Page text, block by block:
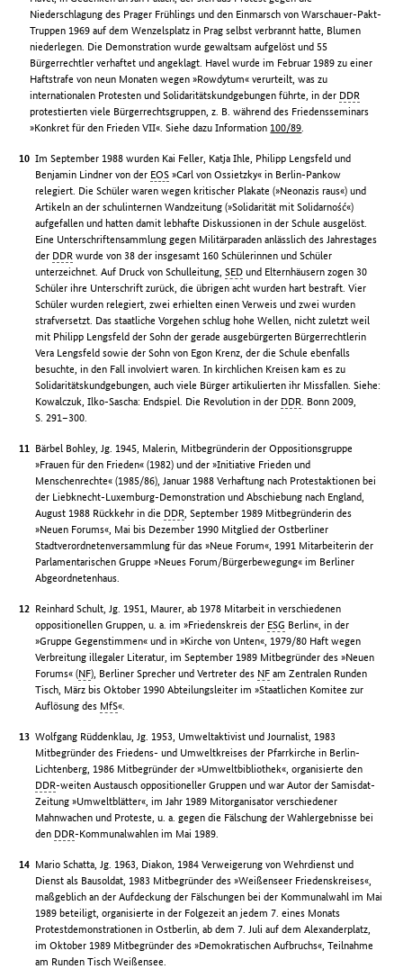
Niederschlagung des Prager Frühlings und den Einmarsch von Warschauer-Pakt-
Truppen 1969 auf dem Wenzelsplatz in Prag selbst verbrannt hatte, Blumen
niederlegen. Die Demonstration wurde gewaltsam aufgelöst und 55
Bürgerrechtler verhaftet und angeklagt. Havel wurde im Februar 1989 zu einer
Haftstrafe von neun Monaten wegen »Rowdytum« verurteilt, was zu
internationalen Protesten und Solidaritätskundgebungen führte, in der DDR
protestierten viele Bürgerrechtsgruppen, z. B. während des Friedensseminars
»Konkret für den Frieden VII«. Siehe dazu Information 100/89
Im September 1988 wurden Kai Feller, Katja Ihle, Philipp Lengsfeld und
Benjamin Lindner von der EOS »Carl von Ossietzky« in Berlin-Pankow
relegiert. Die Schüler waren wegen kritischer Plakate (»Neonazis raus«) und
Artikeln an der schulinternen Wandzeitung (»Solidarität mit Solidarność«)
aufgefallen und hatten damit lebhafte Diskussionen in der Schule ausgelöst.
Eine Unterschriftensammlung gegen Militärparaden anlässlich des Jahrestages
der DDR wurde von 38 der insgesamt 160 Schülerinnen und Schüler
unterzeichnet. Auf Druck von Schulleitung,SED und Elternhäusern zogen 30
Schüler ihre Unterschrift zurück, die übrigen acht wurden hart bestraft. Vier
Schüler wurden relegiert, zwei erhielten einen Verweis und zwei wurden
strafversetzt. Das staatliche Vorgehen schlug hohe Wellen, nicht zuletzt weil
mit Philipp Lengsfeld der Sohn der gerade ausgebürgerten Bürgerrechtlerin
Vera Lengsfeld sowie der Sohn von Egon Krenz, der die Schule ebenfalls
besuchte, in den Fall involviert waren. In kirchlichen Kreisen kam es zu
Solidaritätskundgebungen, auch viele Bürger artikulierten ihr Missfallen. Siehe:
Kowalczuk, Ilko-Sascha: Endspiel. Die Revolution in der DDR . Bonn 2009,
S. 291–300.
Bärbel Bohley, Jg. 1945, Malerin, Mitbegründerin der Oppositionsgruppe
»Frauen für den Frieden« (1982) und der »Initiative Frieden und
Menschenrechte« (1985/86), Januar 1988 Verhaftung nach Protestaktionen bei
der Liebknecht-Luxemburg-Demonstration und Abschiebung nach England,
August 1988 Rückkehr in die DDR , September 1989 Mitbegründerin des
»Neuen Forums«, Mai bis Dezember 1990 Mitglied der Ostberliner
Stadtverordnetenversammlung für das »Neue Forum«, 1991 Mitarbeiterin der
Parlamentarischen Gruppe »Neues Forum/Bürgerbewegung« im Berliner
Abgeordnetenhaus.
Reinhard Schult, Jg. 1951, Maurer, ab 1978 Mitarbeit in verschiedenen
oppositionellen Gruppen, u. a. im »Friedenskreis der ESG Berlin«, in der
»Gruppe Gegenstimmen« und in »Kirche von Unten«, 1979/80 Haft wegen
Verbreitung illegaler Literatur, im September 1989 Mitbegründer des »Neuen
Forums« (NF), Berliner Sprecher und Vertreter des NF am Zentralen Runden
Tisch, März bis Oktober 1990 Abteilungsleiter im »Staatlichen Komitee zur
Auflösung des MfS«.
Wolfgang Rüddenklau, Jg. 1953, Umweltaktivist und Journalist, 1983
Mitbegründer des Friedens- und Umweltkreises der Pfarrkirche in Berlin-
Lichtenberg, 1986 Mitbegründer der »Umweltbibliothek«, organisierte den
DDR-weiten Austausch oppositioneller Gruppen und war Autor der Samisdat-
Zeitung »Umweltblätter«, im Jahr 1989 Mitorganisator verschiedener
Mahnwachen und Proteste, u. a. gegen die Fälschung der Wahlergebnisse bei
den DDR-Kommunalwahlen im Mai 1989.
Mario Schatta, Jg. 1963, Diakon, 1984 Verweigerung von Wehrdienst und
Dienst als Bausoldat, 1983 Mitbegründer des »Weißenseer Friedenskreises«,
maßgeblich an der Aufdeckung der Fälschungen bei der Kommunalwahl im Mai
1989 beteiligt, organisierte in der Folgezeit an jedem 7. eines Monats
Protestdemonstrationen in Ostberlin, ab dem 7. Juli auf dem Alexanderplatz,
im Oktober 1989 Mitbegründer des »Demokratischen Aufbruchs«, Teilnahme
am Runden Tisch Weißensee.